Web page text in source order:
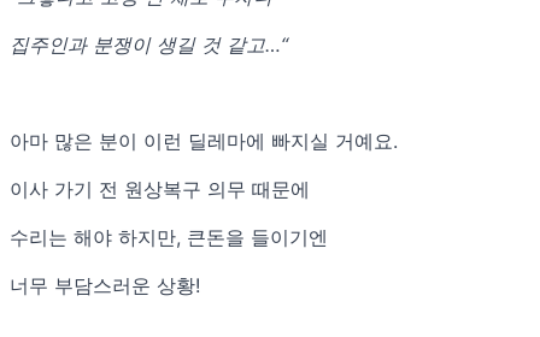
집주인과 분쟁이 생길 것 같고…“
아마 많은 분이 이런 딜레마에 빠지실 거예요.
이사 가기 전 원상복구 의무 때문에
수리는 해야 하지만, 큰돈을 들이기엔
너무 부담스러운 상황!